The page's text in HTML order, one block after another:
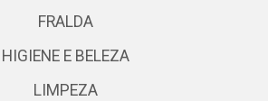
FRALDA
HIGIENE E BELEZA
LIMPEZA